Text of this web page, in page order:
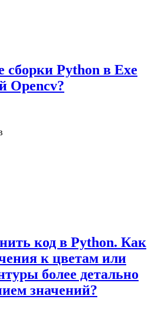
сборки Python в Exe
Opencv?
код в Python. Как
к цветам или
более детально
значений?